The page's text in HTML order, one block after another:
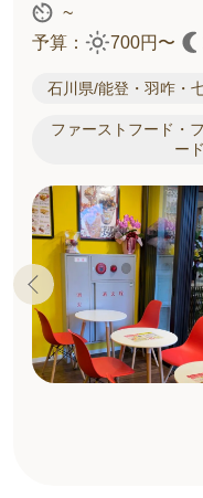
~
予算：
700円〜
石川県/能登・羽咋・
ファーストフード・
ー